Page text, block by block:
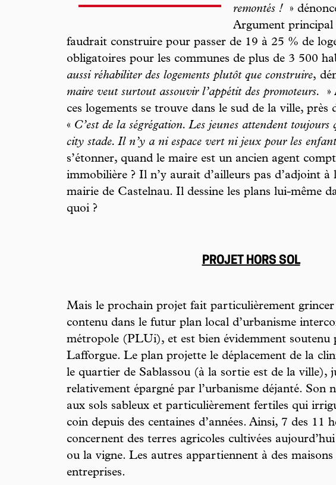
remontés ! »
Argument
faudrait construire pour passer de 19 à 25 % de
obligatoires pour les communes de plus de 3 500
aussi réhabiliter des logements plutôt que construire,
maire veut surtout assouvir l’appétit des promoteurs.
»
ces logements se trouve dans le sud de la ville, près
« C’est de la ségrégation. Les jeunes attendent toujours
city stade. Il n’y a ni espace vert ni jeux pour les
s’étonner, quand le maire est un ancien agent
immobilière ? Il n’y aurait d’ailleurs pas d’adjoint à
mairie de Castelnau. Il dessine les plans lui-même
quoi ?
PROJET HORS SOL
Mais le prochain projet fait particulièrement grincer
contenu dans le futur plan local d’urbanisme
métropole (PLUi), et est bien évidemment soutenu
Lafforgue. Le plan projette le déplacement de la
le quartier de Sablassou (à la sortie est de la ville),
relativement épargné par l’urbanisme déjanté. Son
aux sols sableux et particulièrement fertiles qui
coin depuis des centaines d’années. Ainsi, 7 des 11
concernent des terres agricoles cultivées
ou la vigne. Les autres appartiennent à des maisons
entreprises.